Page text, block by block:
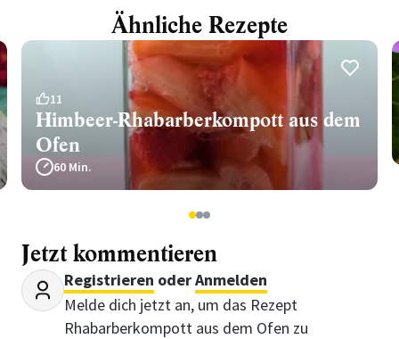
Ähnliche Rezepte
11
Himbeer-Rhabarberkompott aus dem
Ofen
60 Min.
123
Jetzt kommentieren
Registrieren oderAnmelden
Melde dich jetzt an, um das Rezept
Rhabarberkompott aus dem Ofen zu